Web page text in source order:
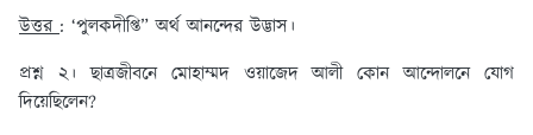
উত্তর: ‘পুলকদীপ্তি” অর্থ আনন্দের উদ্ভাস।
প্রশ্ন ২। ছাত্রজীবনে মোহাম্মদ ওয়াজেদ আলী কোন আন্দোলনে যোগ
দিয়েছিলেন?